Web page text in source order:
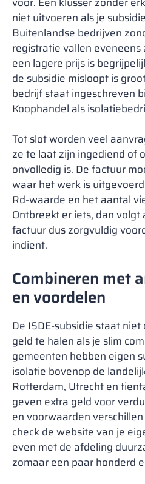
niet uitvoeren als je
Buitenlandse bedrijven
registratie vallen eveneens
een lagere prijs is
de subsidie misloopt is
bedrijf staat ingeschreven
Koophandel als
Tot slot worden veel
ze te laat zijn ingediend of
onvolledig is. De factuur
waar het werk is
Rd-waarde en het aantal
Ontbreekt er iets, dan
factuur dus zorgvuldig
indient.
Combineren met
en voordelen
De ISDE-subsidie staat
geld te halen als je slim
gemeenten hebben eigen
isolatie bovenop de
Rotterdam, Utrecht en
geven extra geld voor
en voorwaarden
check de website van je
even met de afdeling
zomaar een paar honderd